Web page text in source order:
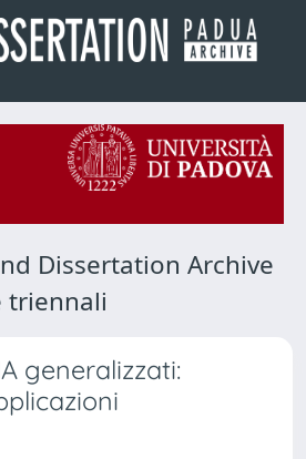
Dissertation Archive
triennali
generalizzati: